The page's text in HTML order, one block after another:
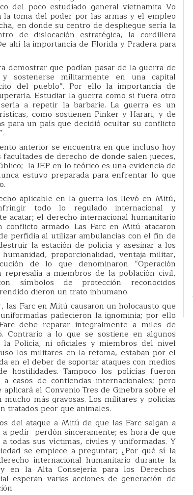
del poco estudiado general vietnamita Vo
toma del poder por las armas y el empleo
en donde su centro de despliegue sería la
de dislocación estratégica, la cordillera
ahí la importancia de Florida y Pradera para
demostrar que podían pasar de la guerra de
sostenerse militarmente en una capital
del pueblo”. Por ello la importancia de
Estudiar la guerra como si fuera otro
a repetir la barbarie. La guerra es un
como sostienen Pinker y Harari, y de
para un país que decidió ocultar su conflicto
anterior se encuentra en que incluso hoy
de derecho de donde salen jueces,
la JEP en lo teórico es una evidencia de
estuvo preparada para enfrentar lo que
aplicable en la guerra los llevó en Mitú,
todo lo regulado internacional y
acatar; el derecho internacional humanitario
armado. Las Farc en Mitú atacaron
perfidia al utilizar ambulancias con el fin de
la estación de policía y asesinar a los
proporcionalidad, ventaja militar,
de lo que denominaron “Operación
a miembros de la población civil,
símbolos de protección reconocidos
dieron un trato inhumano.
Farc en Mitú causaron un holocausto que
padecieron la ignominia; por ello
debe reparar integralmente a miles de
Contrario a lo que se sostiene en algunos
Policía, ni oficiales y miembros del nivel
los militares en la retoma, estaban por el
en el deber de soportar ataques con medios
hostilidades. Tampoco los policías fueron
casos de contiendas internacionales; pero
el Convenio Tres de Ginebra sobre el
más gravosas. Los militares y policías
tratados peor que animales.
del ataque a Mitú de que las Farc salgan a
pedir perdón sinceramente; es hora de que
todas sus víctimas, civiles y uniformadas. Y
se empiece a preguntar; ¿Por qué sí la
internacional humanitario durante la
en la Alta Consejería para los Derechos
esperan varias acciones de generación de